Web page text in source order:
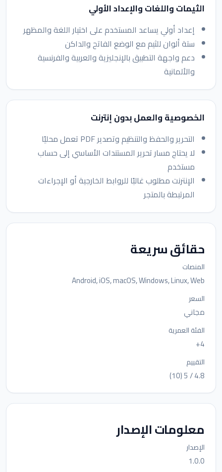
الثيمات واللغات والإعداد الأولي
إعداد أولي يساعد المستخدم على اختيار اللغة والمظهر
ستة ألوان للثيم مع الوضع الفاتح والداكن
دعم واجهة التطبيق بالإنجليزية والعربية والفرنسية
والألمانية
الخصوصية والعمل بدون إنترنت
التحرير والحفظ والتنظيم وتصدير PDF تعمل محليًا
لا يحتاج مسار تحرير المستندات الأساسي إلى حساب
مستخدم
الإنترنت مطلوب غالبًا للروابط الخارجية أو الإجراءات
المرتبطة بالمتجر
حقائق سريعة
المنصات
Android, iOS, macOS, Windows, Linux, Web
السعر
مجاني
الفئة العمرية
4+
التقييم
4.8 / 5 (10)
معلومات الإصدار
الإصدار
1.0.0